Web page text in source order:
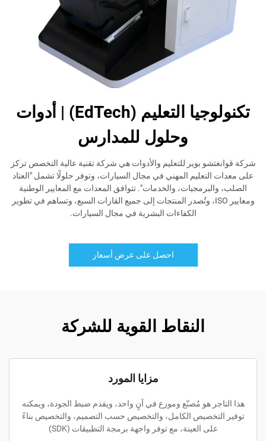
تكنولوجيا التعليم (EdTech) | أدوات
وحلول للمدارس
شركة قوانغتشو بوير للتعليم والأدوات هي شركة تقنية عالية التخصص تركز
على معدات التعليم المهني في مجال السيارات، وتوفر حلولًا تشمل "العتاد
الصلب، والبرمجيات، والخدمات". تتوافق المعدات مع المعايير الوطنية
ومعايير ISO، وتُصدر المنتجات إلى جميع القارات السبع، وتساهم في تطوير
الكفاءات البشرية في مجال السيارات.
احصل على عرض أسعار
النقاط القوية للشركة
مزايا المورد
هذا التاجر هو مُصنّع وموزع في آنٍ واحد، ويقدم ضبط الجودة، ويمكنه
توفير التخصيص الكامل، والتخصيص حسب التصميم، والتخصيص بناءً
على العينة، مع توفر واجهة برمجة التطبيقات (SDK)